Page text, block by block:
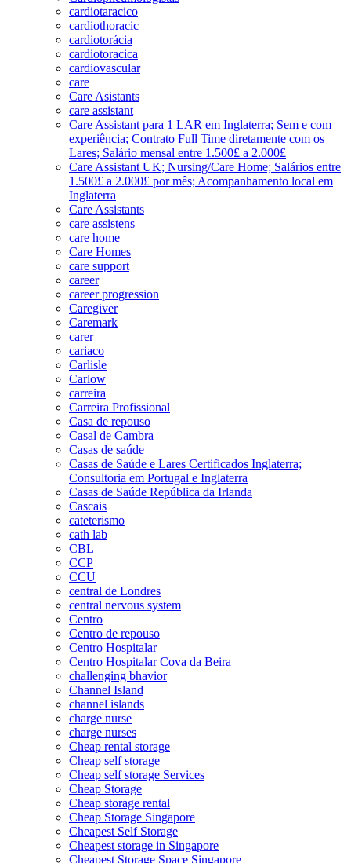
cardiotaracico
cardiothoracic
cardiotorácia
cardiotoracica
cardiovascular
care
Care Asistants
care assistant
Care Assistant para 1 LAR em Inglaterra; Sem e com
experiência; Contrato Full Time diretamente com os
Lares; Salário mensal entre 1.500£ a 2.000£
Care Assistant UK; Nursing/Care Home; Salários entre
1.500£ a 2.000£ por mês; Acompanhamento local em
Inglaterra
Care Assistants
care assistens
care home
Care Homes
care support
career
career progression
Caregiver
Caremark
carer
cariaco
Carlisle
Carlow
carreira
Carreira Profissional
Casa de repouso
Casal de Cambra
Casas de saúde
Casas de Saúde e Lares Certificados Inglaterra;
Consultoria em Portugal e Inglaterra
Casas de Saúde República da Irlanda
Cascais
cateterismo
cath lab
CBL
CCP
CCU
central de Londres
central nervous system
Centro
Centro de repouso
Centro Hospitalar
Centro Hospitalar Cova da Beira
challenging bhavior
Channel Island
channel islands
charge nurse
charge nurses
Cheap rental storage
Cheap self storage
Cheap self storage Services
Cheap Storage
Cheap storage rental
Cheap Storage Singapore
Cheapest Self Storage
Cheapest storage in Singapore
Cheapest Storage Space Singapore